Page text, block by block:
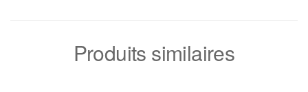
Produits similaires